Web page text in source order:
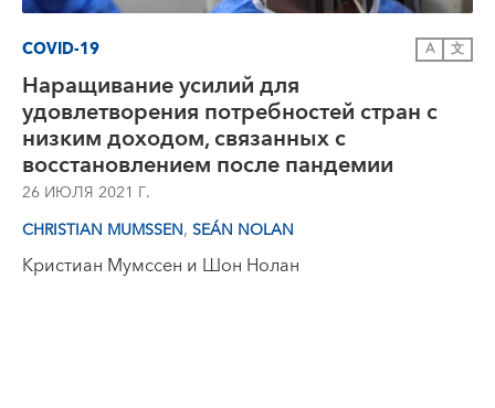
COVID-19 A 文
Наращивание усилий для
удовлетворения потребностей стран с
низким доходом, связанных с
восстановлением после пандемии
26 ИЮЛЯ 2021 Г.
CHRISTIAN MUMSSEN, SEÁN NOLAN
Кристиан Мумссен и Шон Нолан